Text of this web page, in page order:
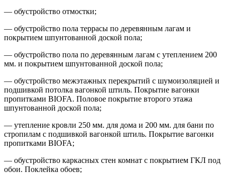
— обустройство отмостки;
— обустройство пола террасы по деревянным лагам и
покрытием шпунтованной доской пола;
— обустройство пола по деревянным лагам с утеплением 200
мм. и покрытием шпунтованной доской пола;
— обустройство межэтажных перекрытий с шумоизоляцией и
подшивкой потолка вагонкой штиль. Покрытие вагонки
пропитками BIOFA. Половое покрытие второго этажа
шпунтованной доской пола;
— утепление кровли 250 мм. для дома и 200 мм. для бани по
стропилам с подшивкой вагонкой штиль. Покрытие вагонки
пропитками BIOFA;
— обустройство каркасных стен комнат с покрытием ГКЛ под
обои. Поклейка обоев;